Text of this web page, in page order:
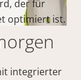
integrierter
der für
optimiert ist.